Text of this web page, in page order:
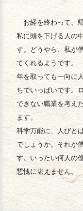
お経を終わって、
私に頭を下げる人の
す。どうやら、私が
てくれるようです。
年を取っても一向に
ちでいっぱいです。
できない職業を考え
ます。
科学万能に、人びと
でしょうか。それが
す。いったい何人の
慙愧に堪えません。